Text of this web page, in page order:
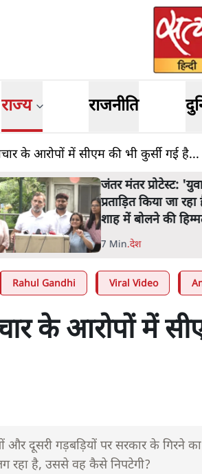
राज्य राजनीति
के आरोपों में सीएम की भी कुर्सी गई है...
जंतर मंतर प्रोटेस्ट:
प्रताड़ित किया जा
शाह में बोलने की
7 Min.देश
Rahul Gandhi Viral Video
के आरोपों में
और दूसरी गड़बड़ियों पर सरकार के गिरने
रहा है, उससे वह कैसे निपटेगी?